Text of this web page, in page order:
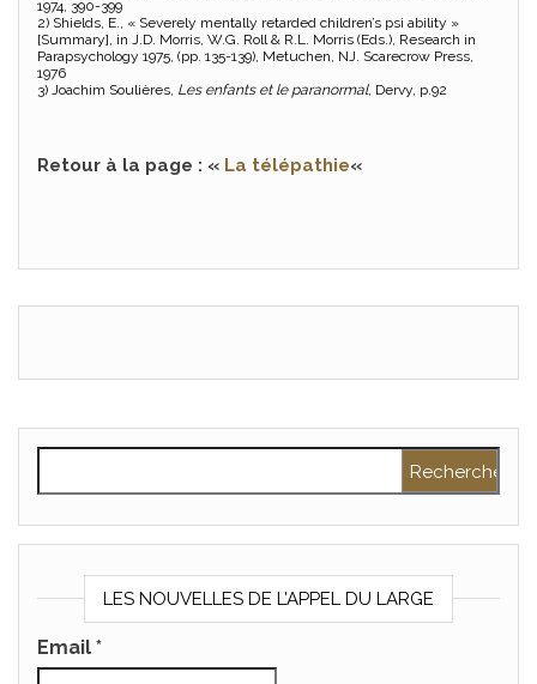
1974, 390-399
2) Shields, E., « Severely mentally retarded children’s psi ability »
[Summary], in J.D. Morris, W.G. Roll & R.L. Morris (Eds.), Research in
Parapsychology 1975, (pp. 135-139), Metuchen, NJ. Scarecrow Press,
1976
3) Joachim Soulières, Les enfants et le paranormal, Dervy, p.92
Retour à la page : « La télépathie«
LES NOUVELLES DE L’APPEL DU LARGE
Email *